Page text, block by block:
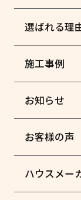
選ばれる理
施工事例
お知らせ
お客様の声
ハウスメー